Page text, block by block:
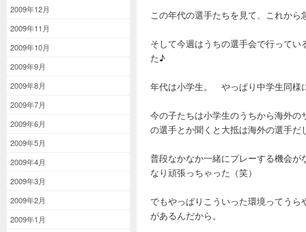
2009年12月
2009年11月
2009年10月
2009年9月
2009年8月
2009年7月
2009年6月
2009年5月
2009年4月
2009年3月
2009年2月
2009年1月
この年代の選手たちを見て、これか
そして今週はうちの選手会で行って
た♪
年代は小学生。 やっぱり中学生同様
今の子たちは小学生のうちから海外
の選手とか聞くと大抵は海外の選手だ
普段なかなか一緒にプレーする機会
なり頑張っちゃった（笑）
でもやっぱりこういった環境ってう
があるんだから。